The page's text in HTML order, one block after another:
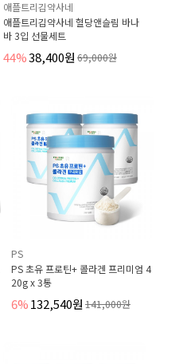
애플트리김약사네
애플트리김약사네 혈당앤슬림 바나
바 3입 선물세트
44%38,400원 69,000원
PS
PS 초유 프로틴+ 콜라겐 프리미엄 4
20g x 3통
6%132,540원 141,000원